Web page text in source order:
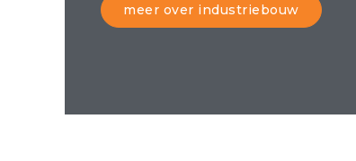
meer over industriebouw